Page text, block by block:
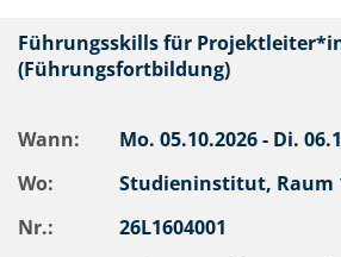
Führungsskills für
(Führungsfortbildung)
Wann: Mo. 05.10.2026 - Di.
Wo:
Studieninstitut, Raum
Nr.:
26L1604001